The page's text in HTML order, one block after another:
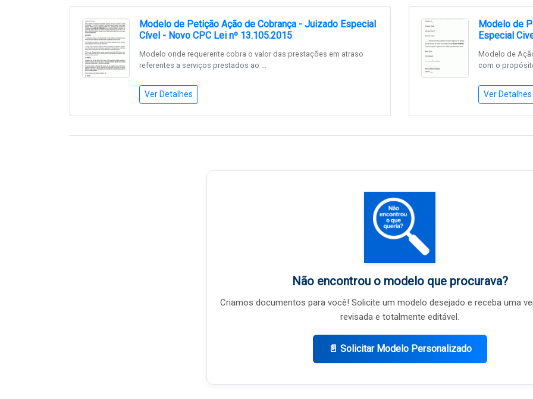
Modelo de Petição Ação de Cobrança - Juizado Especial
Cível - Novo CPC Lei nº 13.105.2015
Modelo onde requerente cobra o valor das prestações em atraso
referentes a serviços prestados ao ...
Ver Detalhes
Modelo de
Especial
Modelo de
com o
Ver Detalhes
Não encontrou o modelo que procurava?
Criamos documentos para você! Solicite um modelo desejado e receba uma
revisada e totalmente editável.
📄 Solicitar Modelo Personalizado